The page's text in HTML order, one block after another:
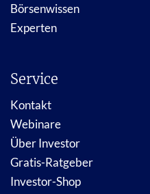
Börsenwissen
Experten
Service
Kontakt
Webinare
Über Investor
Gratis-Ratgeber
Investor-Shop